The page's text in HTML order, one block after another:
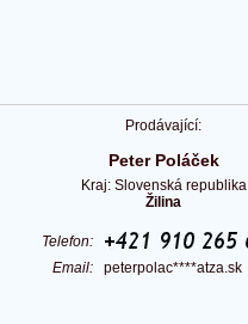
Prodávající:
Peter Poláček
Kraj: Slovenská republika
Žilina
Telefon:
Email: peterpolac****atza.sk